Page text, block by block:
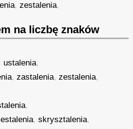
,zestalenia,
na liczbę znaków
ustalenia,
,zastalenia,zestalenia,
,
,skrysztalenia,